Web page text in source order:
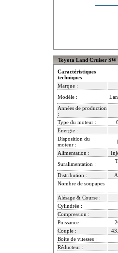
Toyota Land Cruiser
Caractéristiques
techniques
Marque :
Modèle :
Années de production
:
Type du moteur :
Energie :
Disposition du
moteur :
Alimentation :
Suralimentation :
Distribution :
Nombre de soupapes
:
Alésage & Course :
Cylindrée :
Compression :
Puissance :
Couple :
Boite de vitesses :
Réducteur :